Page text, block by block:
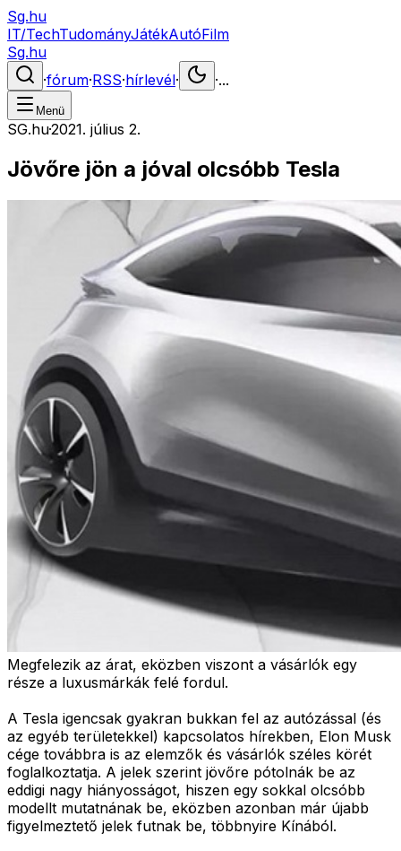
Sg.hu
IT/TechTudományJátékAutóFilm
Sg.hu
·fórum·RSS·hírlevél· ·...
Menü
SG.hu·2021. július 2.
Jövőre jön a jóval olcsóbb Tesla
Megfelezik az árat, eközben viszont a vásárlók egy
része a luxusmárkák felé fordul.
A Tesla igencsak gyakran bukkan fel az autózással (és
az egyéb területekkel) kapcsolatos hírekben, Elon Musk
cége továbbra is az elemzők és vásárlók széles körét
foglalkoztatja. A jelek szerint jövőre pótolnák be az
eddigi nagy hiányosságot, hiszen egy sokkal olcsóbb
modellt mutatnának be, eközben azonban már újabb
figyelmeztető jelek futnak be, többnyire Kínából.